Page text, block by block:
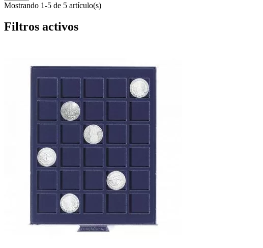
Mostrando 1-5 de 5 artículo(s)
Filtros activos